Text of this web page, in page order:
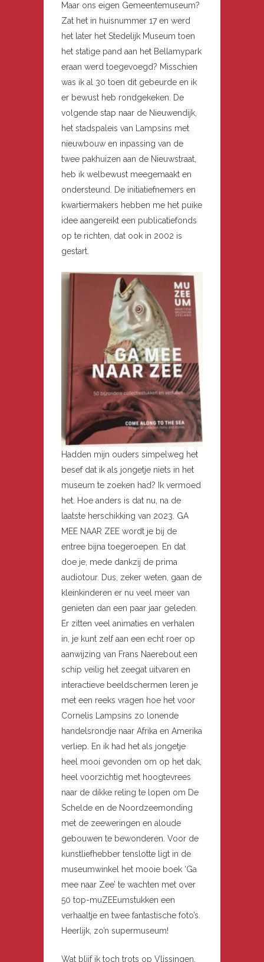
Maar ons eigen Gemeentemuseum?
Zat het in huisnummer 17 en werd
het later het Stedelijk Museum toen
het statige pand aan het Bellamypark
eraan werd toegevoegd? Misschien
was ik al 30 toen dit gebeurde en ik
er bewust heb rondgekeken. De
volgende stap naar de Nieuwendijk,
het stadspaleis van Lampsins met
nieuwbouw en inpassing van de
twee pakhuizen aan de Nieuwstraat,
heb ik welbewust meegemaakt en
ondersteund. De initiatiefnemers en
kwartiermakers hebben me het puike
idee aangereikt een publicatiefonds
op te richten, dat ook in 2002 is
gestart.
Hadden mijn ouders simpelweg het
besef dat ik als jongetje niets in het
museum te zoeken had? Ik vermoed
het. Hoe anders is dat nu, na de
laatste herschikking van 2023. GA
MEE NAAR ZEE wordt je bij de
entree bijna toegeroepen. En dat
doe je, mede dankzij de prima
audiotour. Dus, zeker weten, gaan de
kleinkinderen er nu veel meer van
genieten dan een paar jaar geleden.
Er zitten veel animaties en verhalen
in, je kunt zelf aan een echt roer op
aanwijzing van Frans Naerebout een
schip veilig het zeegat uitvaren en
interactieve beeldschermen leren je
met een reeks vragen hoe het voor
Cornelis Lampsins zo lonende
handelsrondje naar Afrika en Amerika
verliep. En ik had het als jongetje
heel mooi gevonden om op het dak,
heel voorzichtig met hoogtevrees
naar de dikke reling te lopen om De
Schelde en de Noordzeemonding
met de zeeweringen en aloude
gebouwen te bewonderen. Voor de
kunstliefhebber tenslotte ligt in de
museumwinkel het mooie boek ‘Ga
mee naar Zee’ te wachten met over
50 top-muZEEumstukken een
verhaaltje en twee fantastische foto’s.
Heerlijk, zo’n supermuseum!
Wat blijf ik toch trots op Vlissingen.